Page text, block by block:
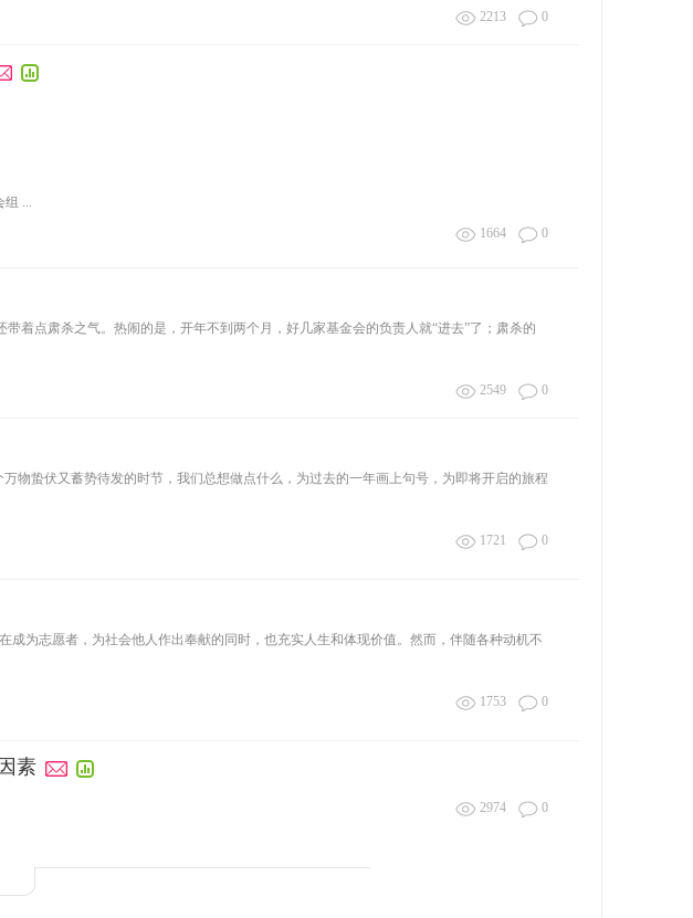
2213 0
组 ...
1664 0
着点肃杀之气。热闹的是，开年不到两个月，好几家基金会的负责人就“进去”了；肃杀的
2549 0
物蛰伏又蓄势待发的时节，我们总想做点什么，为过去的一年画上句号，为即将开启的旅程
1721 0
志愿者，为社会他人作出奉献的同时，也充实人生和体现价值。然而，伴随各种动机不
1753 0
素
2974 0